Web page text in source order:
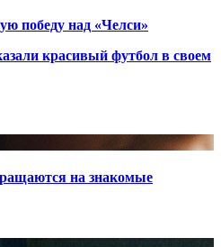
победу над «Челси»
красивый футбол в своем
на знакомые